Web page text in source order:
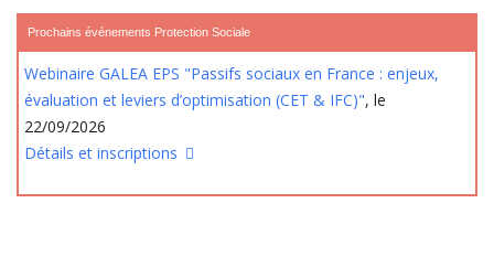
Prochains événements Protection Sociale
Webinaire GALEA EPS "Passifs sociaux en France : enjeux,
évaluation et leviers d’optimisation (CET & IFC)", le
22/09/2026
Détails et inscriptions